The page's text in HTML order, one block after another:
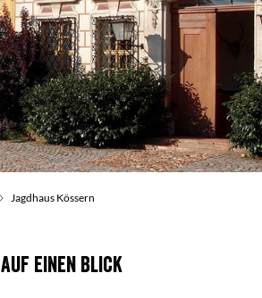
Jagdhaus Kössern
Auf einen Blick